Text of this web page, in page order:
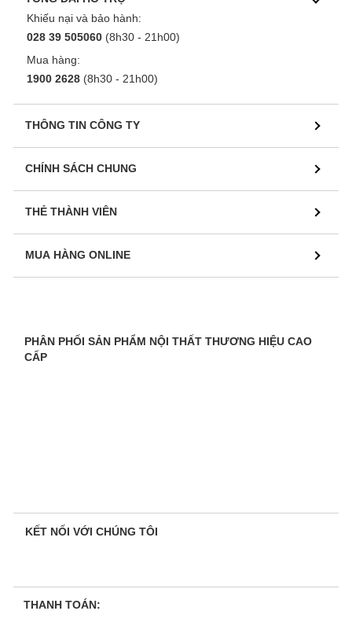
Khiếu nại và bảo hành:
028 39 505060 (8h30 - 21h00)
Mua hàng:
1900 2628 (8h30 - 21h00)
THÔNG TIN CÔNG TY
CHÍNH SÁCH CHUNG
THẺ THÀNH VIÊN
MUA HÀNG ONLINE
PHÂN PHỐI SẢN PHẨM NỘI THẤT THƯƠNG HIỆU CAO
CẤP
KẾT NỐI VỚI CHÚNG TÔI
THANH TOÁN: